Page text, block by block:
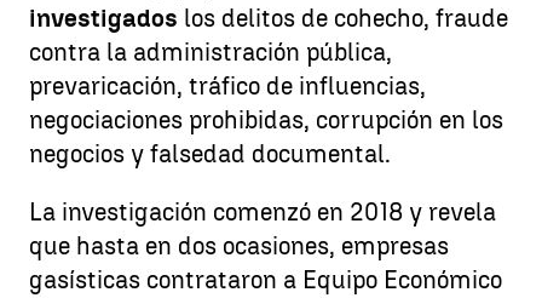
investigados los delitos de cohecho, fraude
contra la administración pública,
prevaricación, tráfico de influencias,
negociaciones prohibidas, corrupción en los
negocios y falsedad documental.
La investigación comenzó en 2018 y revela
que hasta en dos ocasiones, empresas
gasísticas contrataron a Equipo Económico